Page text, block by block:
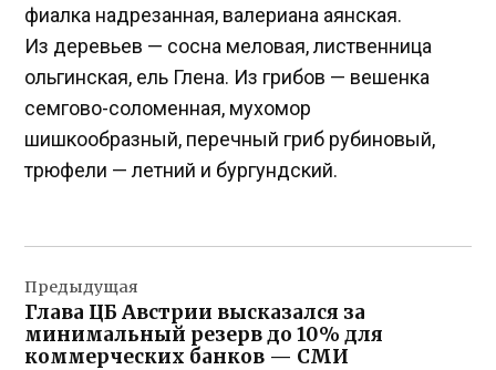
фиалка надрезанная, валериана аянская.
Из деревьев — сосна меловая, лиственница
ольгинская, ель Глена. Из грибов — вешенка
семгово-соломенная, мухомор
шишкообразный, перечный гриб рубиновый,
трюфели — летний и бургундский.
по
записям
Предыдущая
Глава ЦБ Австрии высказался за
минимальный резерв до 10% для
коммерческих банков — СМИ